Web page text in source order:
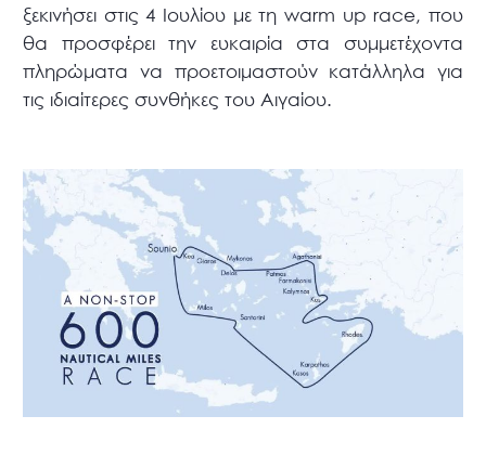
ξεκινήσει στις 4 Ιουλίου με τη warm up race, που
θα προσφέρει την ευκαιρία στα συμμετέχοντα
πληρώματα να προετοιμαστούν κατάλληλα για
τις ιδιαίτερες συνθήκες του Αιγαίου.